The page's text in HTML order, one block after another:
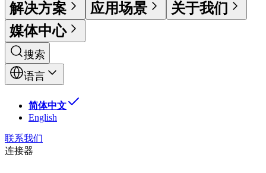
解决方案 应用场景
关于我们
媒体中心
搜索
语言
简体中文
English
联系我们
连接器